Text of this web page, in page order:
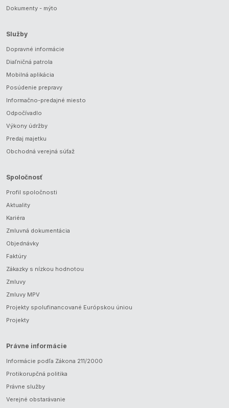
Dokumenty - mýto
Služby
Dopravné informácie
Diaľničná patrola
Mobilná aplikácia
Posúdenie prepravy
Informačno-predajné miesto
Odpočívadlo
Výkony údržby
Predaj majetku
Obchodná verejná súťaž
Spoločnosť
Profil spoločnosti
Aktuality
Kariéra
Zmluvná dokumentácia
Objednávky
Faktúry
Zákazky s nízkou hodnotou
Zmluvy
Zmluvy MPV
Projekty spolufinancované Európskou úniou
Projekty
Právne informácie
Informácie podľa Zákona 211/2000
Protikorupčná politika
Právne služby
Verejné obstarávanie